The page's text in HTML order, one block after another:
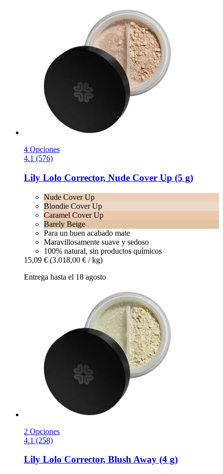
4 Opciones
4.1 (576)
Lily Lolo Corrector, Nude Cover Up (5 g)
Nude Cover Up
Blondie Cover Up
Caramel Cover Up
Barely Beige
Para un buen acabado mate
Maravillosamente suave y sedoso
100% natural, sin productos químicos
15,09 € (3.018,00 € / kg)
Entrega hasta el 18 agosto
2 Opciones
4.1 (258)
Lily Lolo Corrector, Blush Away (4 g)